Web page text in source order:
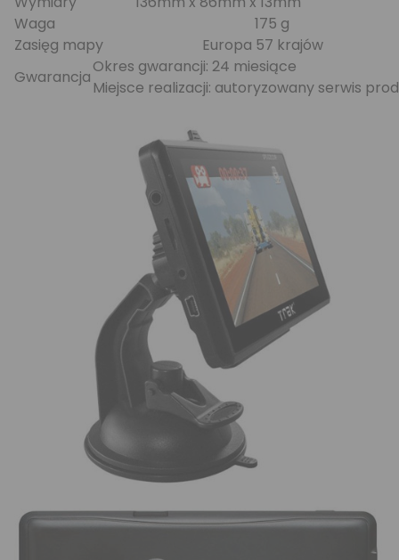
Waga
175 g
Zasięg mapy
Europa 57 krajów
Gwarancja
Okres gwarancji: 24 miesiące
Miejsce realizacji: autoryzowany serwis